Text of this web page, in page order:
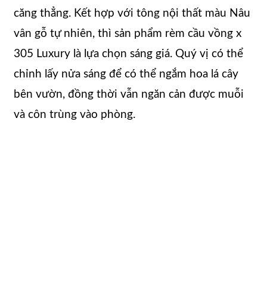
căng thẳng. Kết hợp với tông nội thất màu Nâu
vân gỗ tự nhiên, thì sản phẩm rèm cầu vồng x
305 Luxury là lựa chọn sáng giá. Quý vị có thể
chỉnh lấy nửa sáng để có thể ngắm hoa lá cây
bên vườn, đồng thời vẫn ngăn cản được muỗi
và côn trùng vào phòng.